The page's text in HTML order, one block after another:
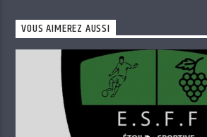
VOUS AIMEREZ AUSSI